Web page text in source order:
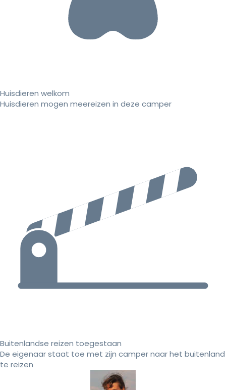
Huisdieren welkom
Huisdieren mogen meereizen in deze camper
Buitenlandse reizen toegestaan
De eigenaar staat toe met zijn camper naar het buitenland
te reizen